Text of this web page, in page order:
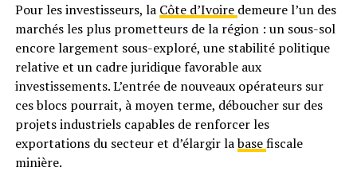
Pour les investisseurs, la Côte d’Ivoire demeure l’un des
marchés les plus prometteurs de la région : un sous-sol
encore largement sous-exploré, une stabilité politique
relative et un cadre juridique favorable aux
investissements. L’entrée de nouveaux opérateurs sur
ces blocs pourrait, à moyen terme, déboucher sur des
projets industriels capables de renforcer les
exportations du secteur et d’élargir labasefiscale
minière.